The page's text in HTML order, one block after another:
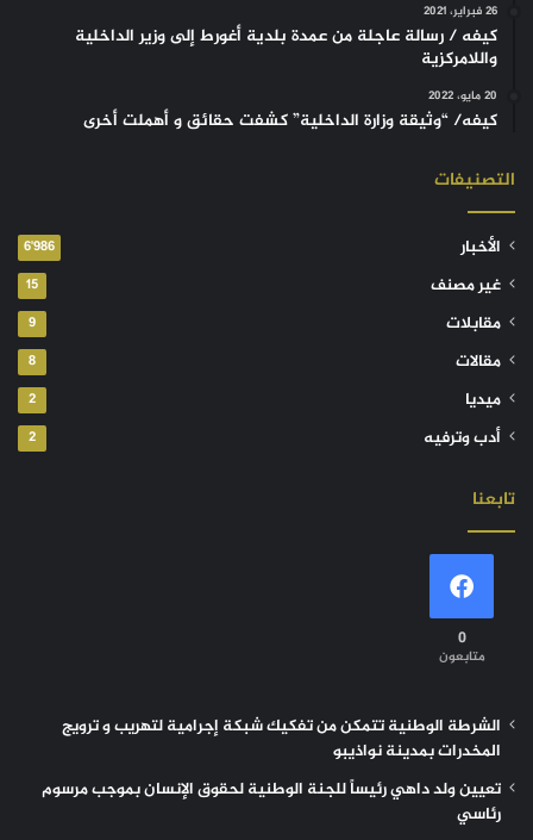
26 فبراير، 2021
كيفه / رسالة عاجلة من عمدة بلدية أغورط إلى وزير الداخلية
واللامركزية
20 مايو، 2022
كيفه/ “وثيقة وزارة الداخلية” كشفت حقائق و أهملت أخرى
التصنيفات
الأخبار 6٬986
غير مصنف 15
مقابلات 9
مقالات 8
ميديا 2
أدب وترفيه 2
تابعنا
0
متابعون
الشرطة الوطنية تتمكن من تفكيك شبكة إجرامية لتهريب و ترويج
المخدرات بمدينة نواذيبو
تعيين ولد داهي رئيساً للجنة الوطنية لحقوق الإنسان بموجب مرسوم
رئاسي